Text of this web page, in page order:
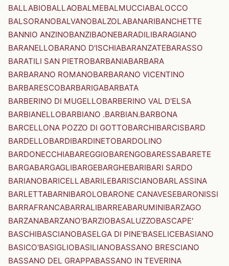
BALLABIOBALLAOBALMEBALMUCCIABALOCCO
BALSORANOBALVANOBALZOLABANARIBANCHETTE
BANNIO ANZINOBANZIBAONEBARADILIBARAGIANO
BARANELLOBARANO D'ISCHIABARANZATEBARASSO
BARATILI SAN PIETROBARBANIABARBARA
BARBARANO ROMANOBARBARANO VICENTINO
BARBARESCOBARBARIGABARBATA
BARBERINO DI MUGELLOBARBERINO VAL D'ELSA
BARBIANELLOBARBIANO .BARBIAN.BARBONA
BARCELLONA POZZO DI GOTTOBARCHIBARCISBARD
BARDELLOBARDIBARDINETOBARDOLINO
BARDONECCHIABAREGGIOBARENGOBARESSABARETE
BARGABARGAGLIBARGEBARGHEBARIBARI SARDO
BARIANOBARICELLABARILEBARISCIANOBARLASSINA
BARLETTABARNIBAROLOBARONE CANAVESEBARONISSI
BARRAFRANCABARRALIBARREABARUMINIBARZAGO
BARZANABARZANO'BARZIOBASALUZZOBASCAPE'
BASCHIBASCIANOBASELGA DI PINE'BASELICEBASIANO
BASICO'BASIGLIOBASILIANOBASSANO BRESCIANO
BASSANO DEL GRAPPABASSANO IN TEVERINA